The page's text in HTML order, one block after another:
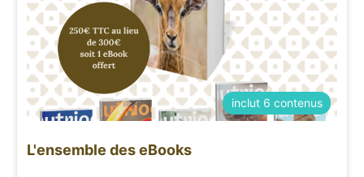
inclut 6 contenus
L'ensemble des eBooks